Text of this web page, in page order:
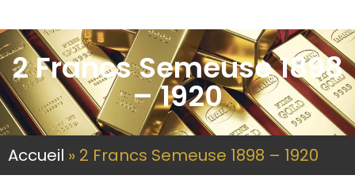
2 Francs Semeuse 1898
– 1920
Accueil » 2 Francs Semeuse 1898 – 1920